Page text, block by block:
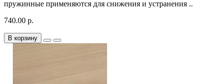
пружинные применяются для снижения и устранения ..
740.00 р.
В корзину